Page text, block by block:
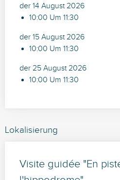
der 14 August 2026
10:00 Um 11:30
der 15 August 2026
10:00 Um 11:30
der 25 August 2026
10:00 Um 11:30
Lokalisierung
Visite guidée "En